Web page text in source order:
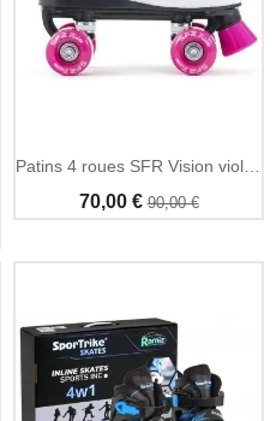
70,00 €90,00 €